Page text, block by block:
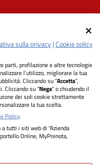
sulla privacy|Cookie policy
parti, profilazione e altre tecnologie
l’utilizzo, migliorare la tua
Cliccando su “Accetta”,
Cliccando su "Nega" o chiudendo il
dei soli cookie strettamente
la tua scelta.
Policy.
a tutti i siti web di "Azienda
Online, MyPrenota,